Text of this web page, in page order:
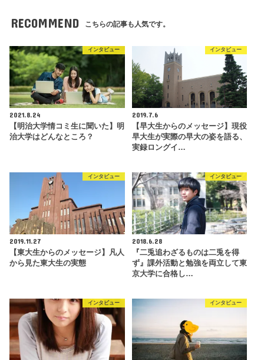
RECOMMEND こちらの記事も人気です。
インタビュー
2021.8.24
【明治大学情コミ生に聞いた】明
治大学はどんなところ？
インタビュー
2019.7.6
【早大生からのメッセージ】現役
早大生が実際の早大の姿を語る、
実録ロングイ…
インタビュー
2019.11.27
【東大生からのメッセージ】凡人
から見た東大生の実態
インタビュー
2018.6.28
『二兎追わざるものは二兎を得
ず』課外活動と勉強を両立して東
京大学に合格し…
インタビュー インタビュー